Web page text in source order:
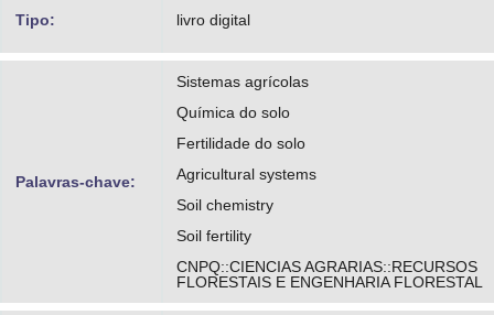
Tipo: livro digital
Palavras-chave:
Sistemas agrícolas
Química do solo
Fertilidade do solo
Agricultural systems
Soil chemistry
Soil fertility
CNPQ::CIENCIAS AGRARIAS::RECURSOS
FLORESTAIS E ENGENHARIA FLORESTAL